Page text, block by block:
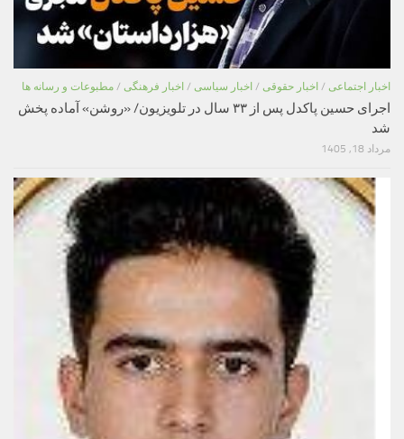
اخبار اجتماعی / اخبار حقوقی / اخبار سیاسی / اخبار فرهنگی / مطبوعات و رسانه ها
اجرای حسین پاکدل پس از ۳۳ سال در تلویزیون/ «روشن» آماده پخش
شد
مرداد 18, 1405